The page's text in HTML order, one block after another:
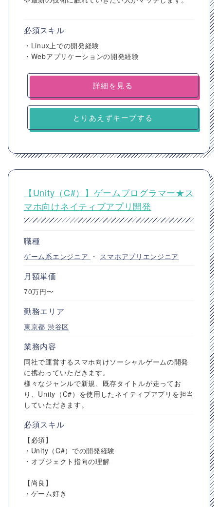
必須スキル
・Linux上での開発経験
・Webアプリケーションの開発経験
詳細を見る
とりあえずキープする
【Unity（C#）】ゲームプログラマー★ス
マホ向けネイティブアプリ開発
職種
ゲーム系エンジニア ・ スマホアプリエンジニア
月額単価
70万円〜
勤務エリア
東京都 渋谷区
業務内容
同社で運営するスマホ向けソーシャルゲームの開発
に携わっていただきます。
様々なジャンルで新規、既存タイトルが走ってお
り、Unity（C#）を使用したネイティブアプリを担当
していただきます。
必須スキル
【必須】
・Unity（C#）での開発経験
・オブジェクト指向の理解
【尚良】
・ゲーム好き